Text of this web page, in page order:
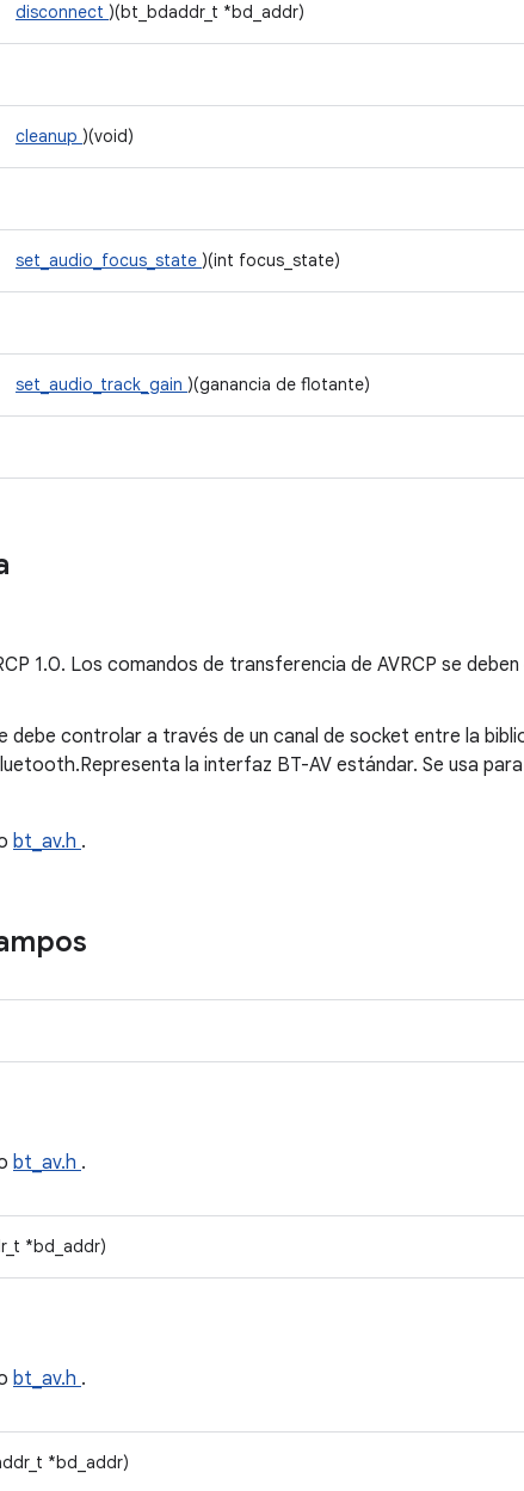
disconnect )(bt_bdaddr_t *bd_addr)
cleanup )(void)
set_audio_focus_state )(int focus_state)
set_audio_track_gain )(ganancia de flotante)
1.0. Los comandos de transferencia de AVRCP se
debe controlar a través de un canal de socket entre la
la interfaz BT-AV estándar. Se usa
bt_av.h .
bt_av.h .
*bd_addr)
bt_av.h .
*bd_addr)